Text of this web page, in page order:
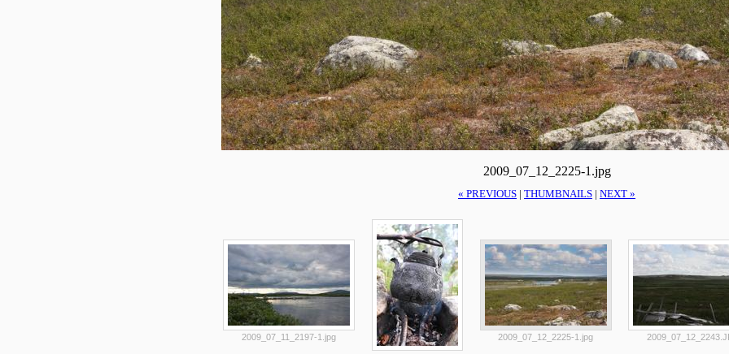
2009_07_12_2225-1.jpg
« PREVIOUS THUMBNAILS NEXT »
2009_07_11_2197-1.jpg 2009_07_12_2225-1.jpg